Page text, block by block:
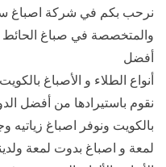
نرحب بكم في شركة اصباغ سعد
والمتخصصة في صباغ الحائط
أفضل
أنواع الطلاء و الأصباغ
نقوم باستيرادها من أفضل
بالكويت ونوفر اصباغ زياتيه
لمعة و اصباغ بدوت لمعة